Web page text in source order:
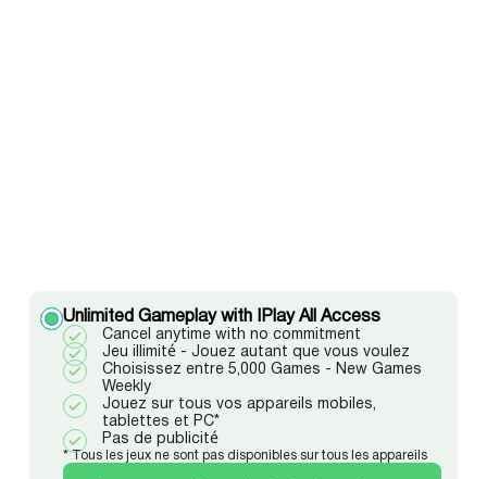
Unlimited Gameplay with IPlay All Access
Cancel anytime with no commitment
Jeu illimité - Jouez autant que vous voulez
Choisissez entre 5,000 Games - New Games
Weekly
Jouez sur tous vos appareils mobiles,
tablettes et PC*
Pas de publicité
* Tous les jeux ne sont pas disponibles sur tous les appareils